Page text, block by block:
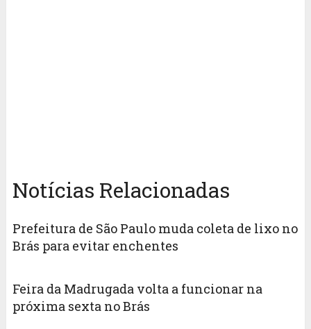
Notícias Relacionadas
Prefeitura de São Paulo muda coleta de lixo no
Brás para evitar enchentes
Feira da Madrugada volta a funcionar na
próxima sexta no Brás